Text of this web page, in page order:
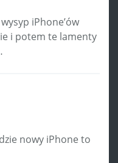
iPhone’ów
i potem te lamenty
nowy iPhone to